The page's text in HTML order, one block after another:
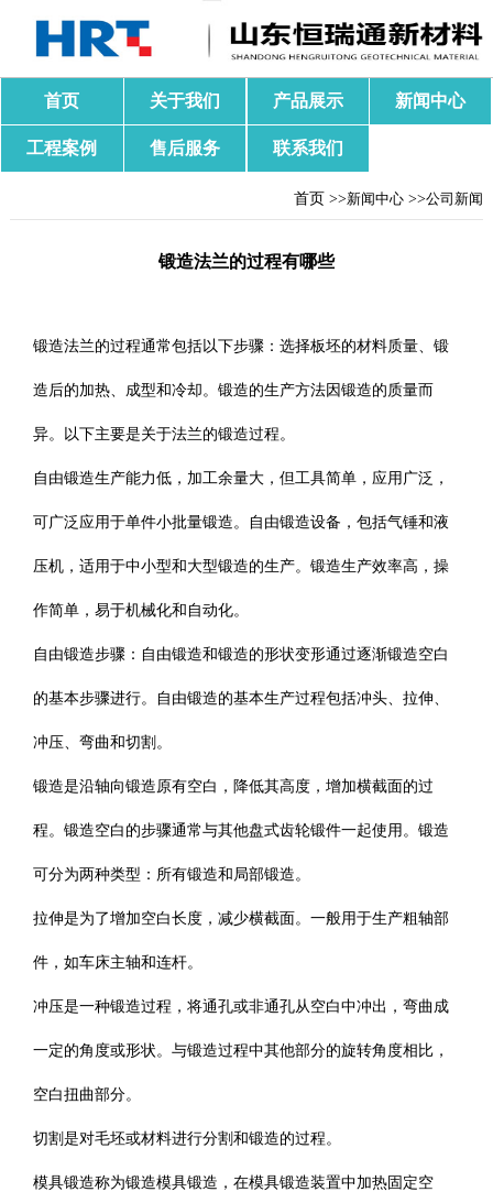
首页 关于我们 产品展示 新闻中心
工程案例 售后服务 联系我们
首页 >>新闻中心 >>公司新闻
锻造法兰的过程有哪些
锻造法兰的过程通常包括以下步骤：选择板坯的材料质量、锻
造后的加热、成型和冷却。锻造的生产方法因锻造的质量而
异。以下主要是关于法兰的锻造过程。
自由锻造生产能力低，加工余量大，但工具简单，应用广泛，
可广泛应用于单件小批量锻造。自由锻造设备，包括气锤和液
压机，适用于中小型和大型锻造的生产。锻造生产效率高，操
作简单，易于机械化和自动化。
自由锻造步骤：自由锻造和锻造的形状变形通过逐渐锻造空白
的基本步骤进行。自由锻造的基本生产过程包括冲头、拉伸、
冲压、弯曲和切割。
锻造是沿轴向锻造原有空白，降低其高度，增加横截面的过
程。锻造空白的步骤通常与其他盘式齿轮锻件一起使用。锻造
可分为两种类型：所有锻造和局部锻造。
拉伸是为了增加空白长度，减少横截面。一般用于生产粗轴部
件，如车床主轴和连杆。
冲压是一种锻造过程，将通孔或非通孔从空白中冲出，弯曲成
一定的角度或形状。与锻造过程中其他部分的旋转角度相比，
空白扭曲部分。
切割是对毛坯或材料进行分割和锻造的过程。
模具锻造称为锻造模具锻造，在模具锻造装置中加热固定空